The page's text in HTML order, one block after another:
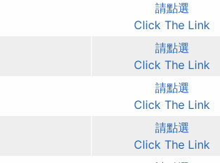
請點選
Click The Link
請點選
Click The Link
請點選
Click The Link
請點選
Click The Link